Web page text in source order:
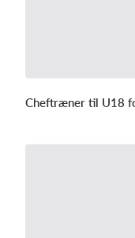
Cheftræner til U18